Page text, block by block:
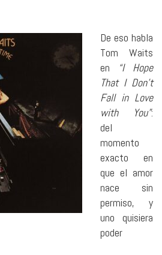
De eso habla
Tom Waits
en
“I Hope
That I Don’t
Fall in Love
with You”:
del
momento
exacto en
que el amor
nace sin
permiso, y
uno quisiera
poder